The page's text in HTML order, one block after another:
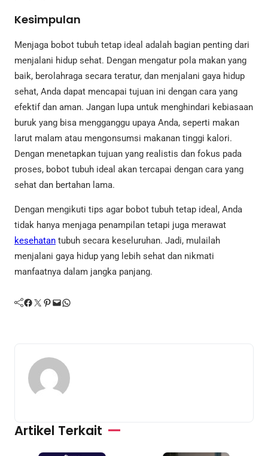
Kesimpulan
Menjaga bobot tubuh tetap ideal adalah bagian penting dari
menjalani hidup sehat. Dengan mengatur pola makan yang
baik, berolahraga secara teratur, dan menjalani gaya hidup
sehat, Anda dapat mencapai tujuan ini dengan cara yang
efektif dan aman. Jangan lupa untuk menghindari kebiasaan
buruk yang bisa mengganggu upaya Anda, seperti makan
larut malam atau mengonsumsi makanan tinggi kalori.
Dengan menetapkan tujuan yang realistis dan fokus pada
proses, bobot tubuh ideal akan tercapai dengan cara yang
sehat dan bertahan lama.
Dengan mengikuti tips agar bobot tubuh tetap ideal, Anda
tidak hanya menjaga penampilan tetapi juga merawat
kesehatan tubuh secara keseluruhan. Jadi, mulailah
menjalani gaya hidup yang lebih sehat dan nikmati
manfaatnya dalam jangka panjang.
Facebook Twitter Pinterest Mail WhatsApp
Artikel Terkait